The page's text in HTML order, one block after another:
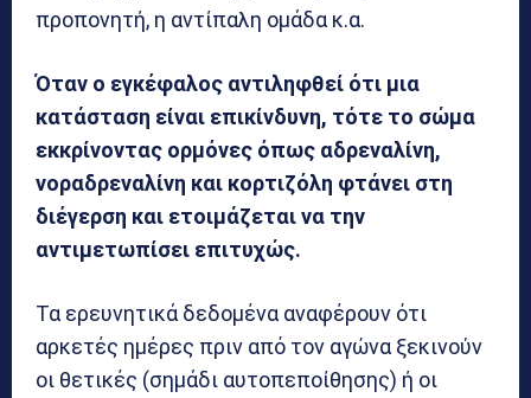
προπονητή, η αντίπαλη ομάδα κ.α.
Όταν ο εγκέφαλος αντιληφθεί ότι μια
κατάσταση είναι επικίνδυνη, τότε το σώμα
εκκρίνοντας ορμόνες όπως αδρεναλίνη,
νοραδρεναλίνη και κορτιζόλη φτάνει στη
διέγερση και ετοιμάζεται να την
αντιμετωπίσει επιτυχώς.
Τα ερευνητικά δεδομένα αναφέρουν ότι
αρκετές ημέρες πριν από τον αγώνα ξεκινούν
οι θετικές (σημάδι αυτοπεποίθησης) ή οι